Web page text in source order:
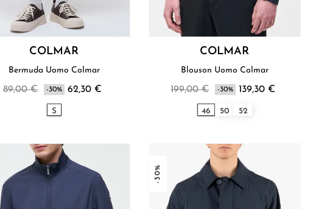
COLMAR
Bermuda Uomo Colmar
89,00 € -30% 62,30 €
S
COLMAR
Blouson Uomo Colmar
199,00 € -30% 139,30 €
46 50 52
-30%